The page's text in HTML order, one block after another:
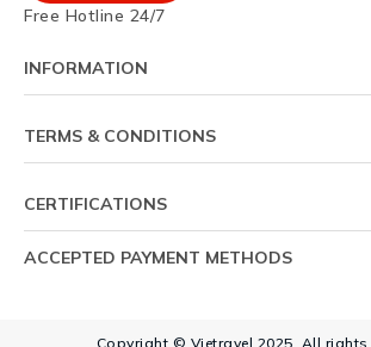
Free Hotline 24/7
INFORMATION
Survey on visa success rate
Sitemap
Help
TERMS & CONDITIONS
Usage agreement
CERTIFICATIONS
ACCEPTED PAYMENT METHODS
Copyright © Vietravel 2025. All rights